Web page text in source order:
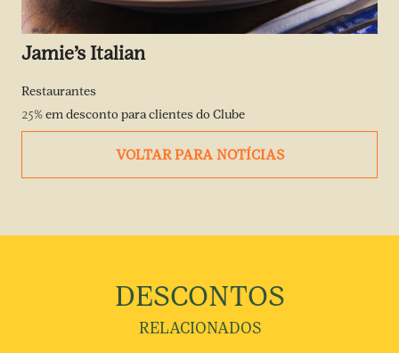
Jamie’s Italian
Restaurantes
25%em desconto para clientes do Clube
VOLTAR PARA NOTÍCIAS
DESCONTOS
RELACIONADOS